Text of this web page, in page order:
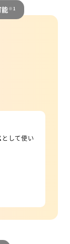
※1
として使い